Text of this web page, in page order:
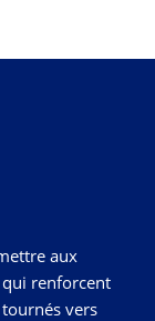
aux
qui renforcent
tournés vers